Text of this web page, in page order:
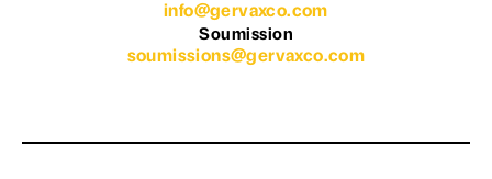
info@gervaxco.com
Soumission
soumissions@gervaxco.com